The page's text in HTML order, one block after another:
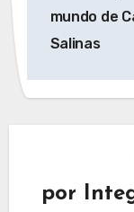
mundo de
Salinas
por